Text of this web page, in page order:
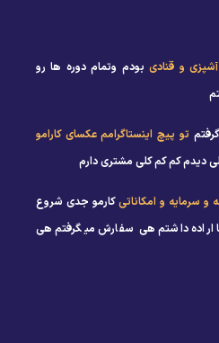
آشپزی و قنادیبودم وتمام دوره ها رو
تو پیچ اینستاگرامم عکسای کارامو
دیدم کم کم کلی مشتری دارم
سرمایه و امکاناتیکارمو جدی شروع
اراده داشتم هی سفارش میگرفتم هی